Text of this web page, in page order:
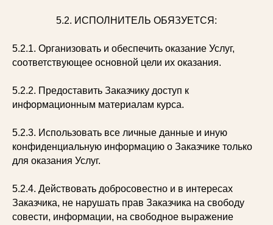
5.2. ИСПОЛНИТЕЛЬ ОБЯЗУЕТСЯ:
5.2.1. Организовать и обеспечить оказание Услуг,
соответствующее основной цели их оказания.
5.2.2. Предоставить Заказчику доступ к
информационным материалам курса.
5.2.3. Использовать все личные данные и иную
конфиденциальную информацию о Заказчике только
для оказания Услуг.
5.2.4. Действовать добросовестно и в интересах
Заказчика, не нарушать прав Заказчика на свободу
совести, информации, на свободное выражение